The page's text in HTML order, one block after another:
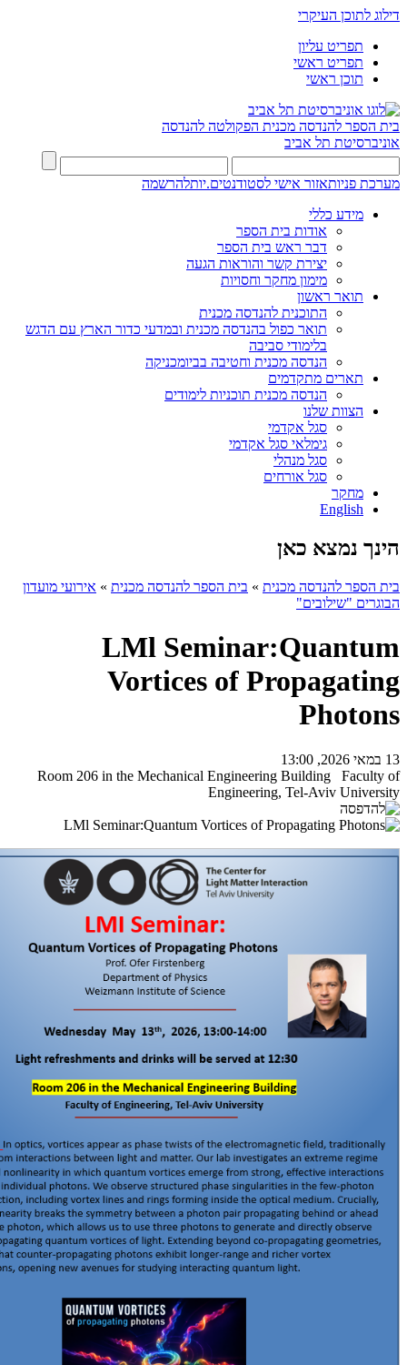
דילוג לתוכן העיקרי
תפריט עליון
תפריט ראשי
תוכן ראשי
בית הספר להנדסה מכנית הפקולטה להנדסה
אוניברסיטת תל אביב
מערכת פניותאזור אישי לסטודנטים.יותלהרשמה
מידע כללי
אודות בית הספר
דבר ראש בית הספר
יצירת קשר והוראות הגעה
מימון מחקר וחסויות
תואר ראשון
התוכנית להנדסה מכנית
תואר כפול בהנדסה מכנית ובמדעי כדור הארץ עם הדגש
בלימודי סביבה
הנדסה מכנית וחטיבה בביומכניקה
תארים מתקדמים
הנדסה מכנית תוכניות לימודים
הצוות שלנו
סגל אקדמי
גימלאי סגל אקדמי
סגל מנהלי
סגל אורחים
מחקר
English
הינך נמצא כאן
בית הספר להנדסה מכנית » בית הספר להנדסה מכנית » אירועי מועדון
הבוגרים "שילובים"
LMl Seminar:Quantum
Vortices of Propagating
Photons
13 במאי 2026, 13:00
Room 206 in the Mechanical Engineering Building Faculty of
Engineering, Tel-Aviv University